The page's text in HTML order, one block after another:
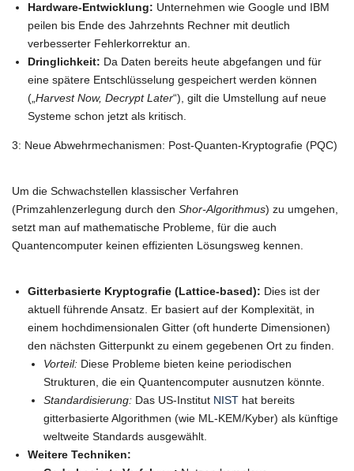
Hardware-Entwicklung: Unternehmen wie Google und IBM
peilen bis Ende des Jahrzehnts Rechner mit deutlich
verbesserter Fehlerkorrektur an.
Dringlichkeit: Da Daten bereits heute abgefangen und für
eine spätere Entschlüsselung gespeichert werden können
(„ Harvest Now, Decrypt Later“), gilt die Umstellung auf neue
Systeme schon jetzt als kritisch.
3: Neue Abwehrmechanismen: Post-Quanten-Kryptografie (PQC)
Um die Schwachstellen klassischer Verfahren
(Primzahlenzerlegung durch den Shor-Algorithmus) zu umgehen,
setzt man auf mathematische Probleme, für die auch
Quantencomputer keinen effizienten Lösungsweg kennen.
Gitterbasierte Kryptografie (Lattice-based): Dies ist der
aktuell führende Ansatz. Er basiert auf der Komplexität, in
einem hochdimensionalen Gitter (oft hunderte Dimensionen)
den nächsten Gitterpunkt zu einem gegebenen Ort zu finden.
Vorteil: Diese Probleme bieten keine periodischen
Strukturen, die ein Quantencomputer ausnutzen könnte.
Standardisierung: Das US-Institut NIST hat bereits
gitterbasierte Algorithmen (wie ML-KEM/Kyber) als künftige
weltweite Standards ausgewählt.
Weitere Techniken: